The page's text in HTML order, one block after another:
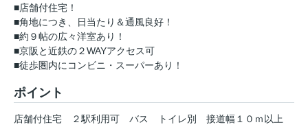
■店舗付住宅！
■角地につき、日当たり＆通風良好！
■約９帖の広々洋室あり！
■京阪と近鉄の２WAYアクセス可
■徒歩圏内にコンビニ・スーパーあり！
ポイント
店舗付住宅 ２駅利用可 バス トイレ別
接道幅１０ｍ以上